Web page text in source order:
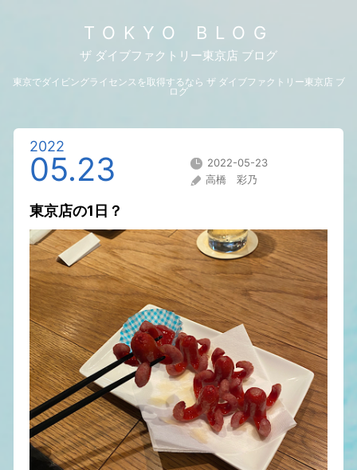
TOKYO BLOG
ザ ダイブファクトリー東京店 ブログ
東京でダイビングライセンスを取得するなら ザ ダイブファクトリー東京店 ブ
ログ
2022
05.23
2022-05-23
高橋 彩乃
東京店の1日？